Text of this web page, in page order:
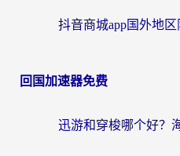
回国加速器免费